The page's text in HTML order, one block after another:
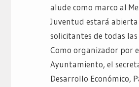
alude como marco al
Juventud estará abierta
solicitantes de todas las
Como organizador por
Ayuntamiento, el
Desarrollo Económico,